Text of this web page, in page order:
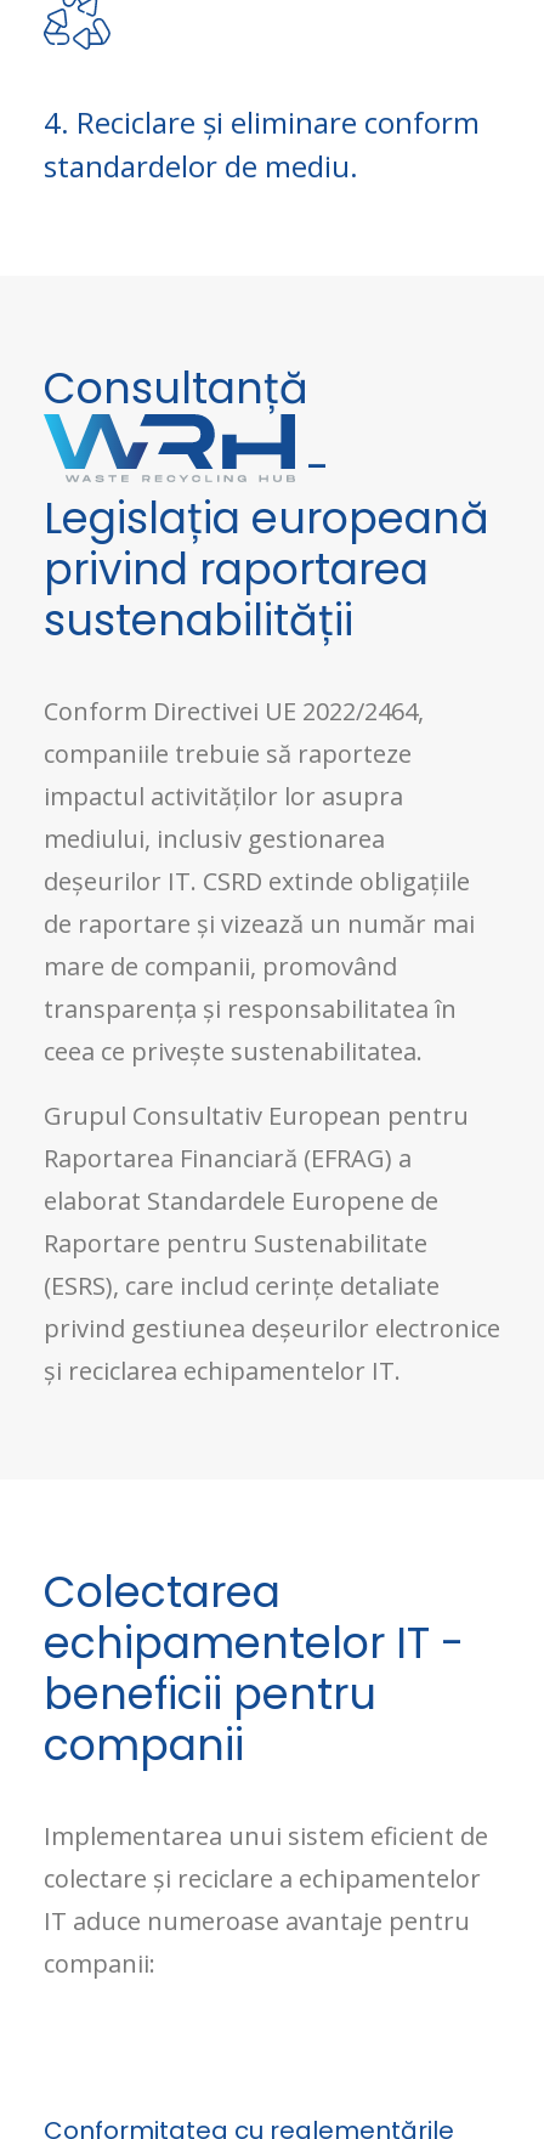
4. Reciclare și eliminare conform
standardelor de mediu.
Consultanță
-
Legislația europeană
privind raportarea
sustenabilității
Conform Directivei UE 2022/2464,
companiile trebuie să raporteze
impactul activităților lor asupra
mediului, inclusiv gestionarea
deșeurilor IT. CSRD extinde obligațiile
de raportare și vizează un număr mai
mare de companii, promovând
transparența și responsabilitatea în
ceea ce privește sustenabilitatea.
Grupul Consultativ European pentru
Raportarea Financiară (EFRAG) a
elaborat Standardele Europene de
Raportare pentru Sustenabilitate
(ESRS), care includ cerințe detaliate
privind gestiunea deșeurilor electronice
și reciclarea echipamentelor IT.
Colectarea
echipamentelor IT -
beneficii pentru
companii
Implementarea unui sistem eficient de
colectare și reciclare a echipamentelor
IT aduce numeroase avantaje pentru
companii:
Conformitatea cu reglementările